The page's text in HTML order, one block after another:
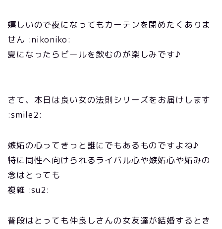
嬉しいので夜になってもカーテンを閉めたくありま
せん :nikoniko:
夏になったらビールを飲むのが楽しみです♪
さて、本日は良い女の法則シリーズをお届けします
:smile2:
嫉妬の心ってきっと誰にでもあるものですよね♪
特に同性へ向けられるライバル心や嫉妬心や妬みの
念はとっても
複雑 :su2:
普段はとっても仲良しさんの女友達が結婚するとき